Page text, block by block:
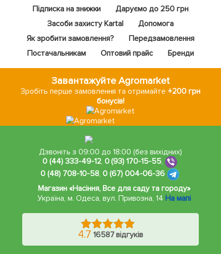
Підписка на знижки
Даруємо до 250 грн
Засоби захисту Kartal
Допомога
Як зробити замовлення?
Передзамовлення
Постачальникам
Оптовий прайс Бренди
Завантажуйте Agromarket
Зробіть перше замовлення та отримайте+200 грн
бонусів!
Дзвоніть з 09:00 до 18:00 (без вихідних)
0 (44) 333-49-12, 0 (93) 170-15-55,
0 (48) 708-10-58, 0 (67) 004-06-36
Магазин «Насіння, Все для саду та городу»
Україна, м. Одеса,вул. Привозна, 14 На мапі
4.7 16587 відгуків